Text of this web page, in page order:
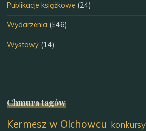
Publikacje książkowe (24)
Wydarzenia (546)
Wystawy (14)
Chmura tagów
Kermesz w Olchowcu konkursy